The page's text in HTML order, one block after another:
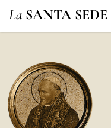
La SANTA SEDE